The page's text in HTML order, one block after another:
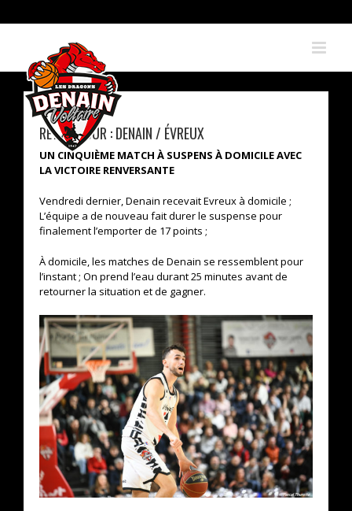
to
RETOUR SUR : DENAIN / ÉVREUX
UN CINQUIÈME MATCH À SUSPENS À DOMICILE AVEC
LA VICTOIRE RENVERSANTE
Vendredi dernier, Denain recevait Evreux à domicile ;
L’équipe a de nouveau fait durer le suspense pour
finalement l’emporter de 17 points ;
À domicile, les matches de Denain se ressemblent pour
l’instant ; On prend l’eau durant 25 minutes avant de
retourner la situation et de gagner.